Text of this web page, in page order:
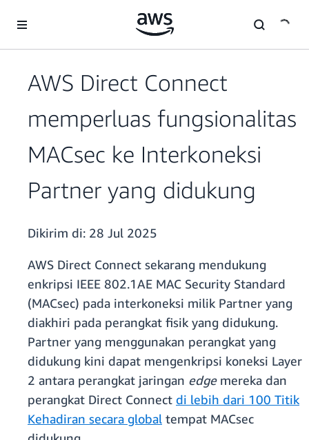
AWS Direct Connect
memperluas fungsionalitas
MACsec ke Interkoneksi
Partner yang didukung
Dikirim di: 28 Jul 2025
AWS Direct Connect sekarang mendukung
enkripsi IEEE 802.1AE MAC Security Standard
(MACsec) pada interkoneksi milik Partner yang
diakhiri pada perangkat fisik yang didukung.
Partner yang menggunakan perangkat yang
didukung kini dapat mengenkripsi koneksi Layer
2 antara perangkat jaringan edgemereka dan
perangkat Direct Connect di lebih dari 100 Titik
Kehadiran secara global tempat MACsec